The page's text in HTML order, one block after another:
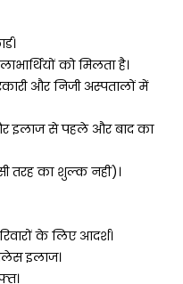
को मिलता है।
और निजी अस्पतालों में
और इलाज से पहले और बाद का
तरह का शुल्क नहीं)।
के लिए आदर्श।
इलाज।